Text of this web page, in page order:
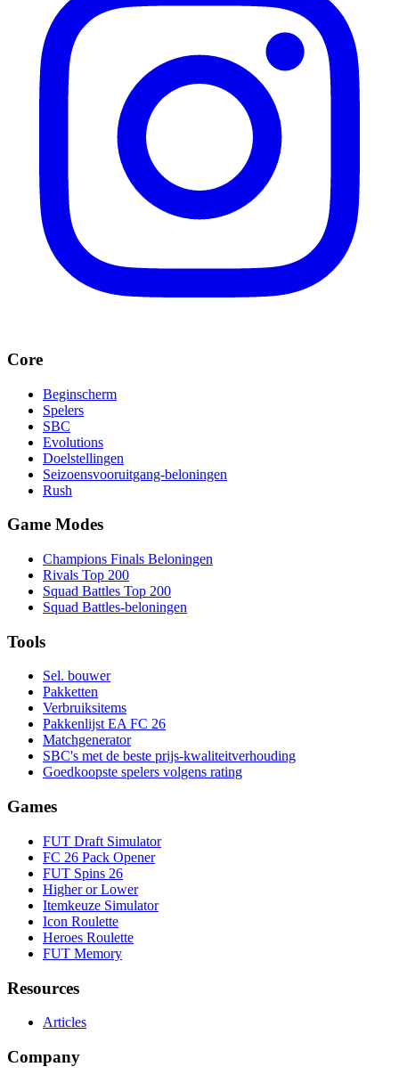
Core
Beginscherm
Spelers
SBC
Evolutions
Doelstellingen
Seizoensvooruitgang-beloningen
Rush
Game Modes
Champions Finals Beloningen
Rivals Top 200
Squad Battles Top 200
Squad Battles-beloningen
Tools
Sel. bouwer
Pakketten
Verbruiksitems
Pakkenlijst EA FC 26
Matchgenerator
SBC's met de beste prijs-kwaliteitverhouding
Goedkoopste spelers volgens rating
Games
FUT Draft Simulator
FC 26 Pack Opener
FUT Spins 26
Higher or Lower
Itemkeuze Simulator
Icon Roulette
Heroes Roulette
FUT Memory
Resources
Articles
Company